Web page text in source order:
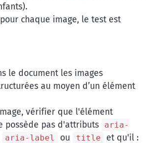
chaque image, le test est
le document les images
au moyen d’un élément
vérifier que l'élément
possède pas d'attributs
aria-
aria-label ou title et qu'il :